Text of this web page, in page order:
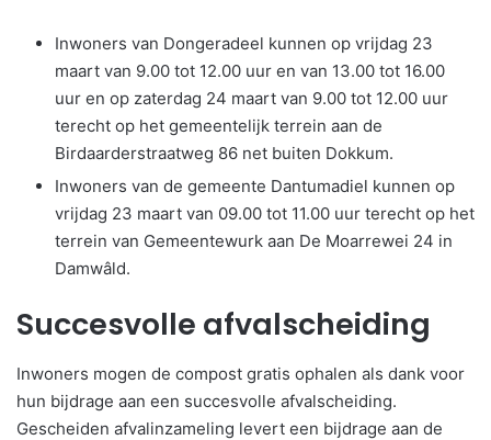
Inwoners van Dongeradeel kunnen op vrijdag 23
maart van 9.00 tot 12.00 uur en van 13.00 tot 16.00
uur en op zaterdag 24 maart van 9.00 tot 12.00 uur
terecht op het gemeentelijk terrein aan de
Birdaarderstraatweg 86 net buiten Dokkum.
Inwoners van de gemeente Dantumadiel kunnen op
vrijdag 23 maart van 09.00 tot 11.00 uur terecht op het
terrein van Gemeentewurk aan De Moarrewei 24 in
Damwâld.
Succesvolle afvalscheiding
Inwoners mogen de compost gratis ophalen als dank voor
hun bijdrage aan een succesvolle afvalscheiding.
Gescheiden afvalinzameling levert een bijdrage aan de